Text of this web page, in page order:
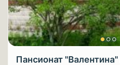
Пансионат